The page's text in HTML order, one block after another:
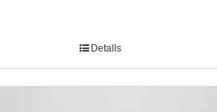
Detalls